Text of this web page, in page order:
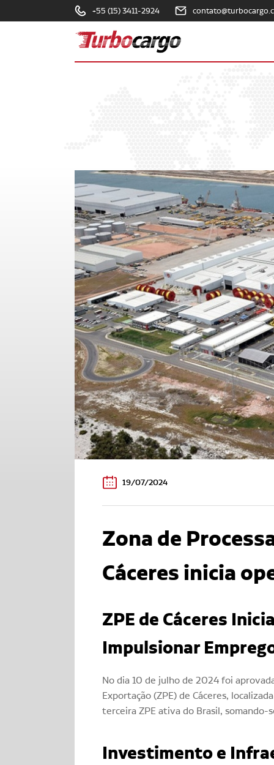
Turbocargo
+55 (15) 3411-2924
19/07/2024
Zona de
Cáceres inicia
ZPE de Cáceres
Impulsionar
No dia 10 de julho de 2024 foi
Exportação (ZPE) de Cáceres,
terceira ZPE ativa do Brasil, somando-
Investimento e